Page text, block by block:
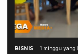
BISNIS 1 minggu yang